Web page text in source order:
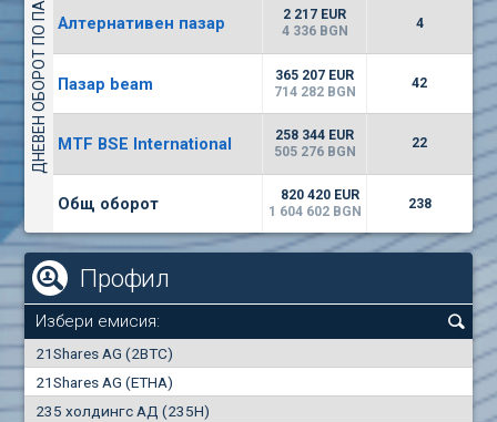
(WISR) Уайзър технолоджи
-3.93% 1 7100
3 3444BGN
0 5850EUR
1441
11442
ДНЕВЕН ОБОРОТ ПО ПАЗАРИ Алтернативен пазар
2 217 EUR
4 336 BGN
4
Пазар beam
365 207 EUR
714 282 BGN
42
MTF BSE International
258 344 EUR
505 276 BGN
22
Общ оборот
820 420 EUR
1 604 602 BGN
238
Профил
Избери емисия:
21Shares AG (2BTC)
21Shares AG (ETHA)
235 холдингс АД (235H)
0000